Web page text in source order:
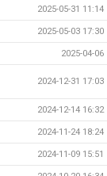
2025-05-31 11:14
2025-05-03 17:30
2025-04-06
2024-12-31 17:03
2024-12-14 16:32
2024-11-24 18:24
2024-11-09 15:51